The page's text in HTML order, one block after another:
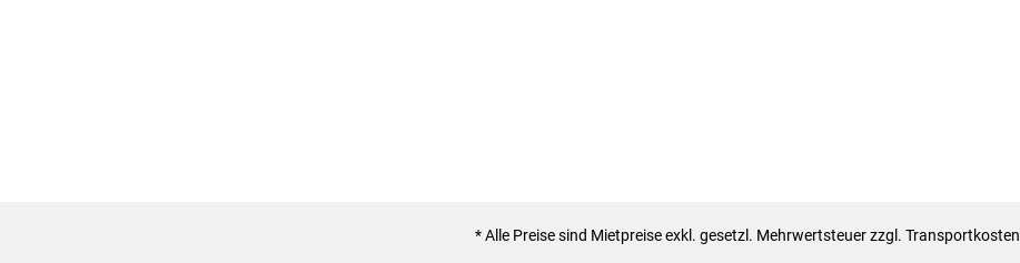
* Alle Preise sind Mietpreise exkl. gesetzl. Mehrwertsteuer zzgl. Transportkosten